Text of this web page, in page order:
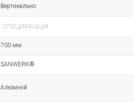
Вертикально
СПЕЦИФІКАЦІЯ
700 мм
SANWERK®
Алюміній